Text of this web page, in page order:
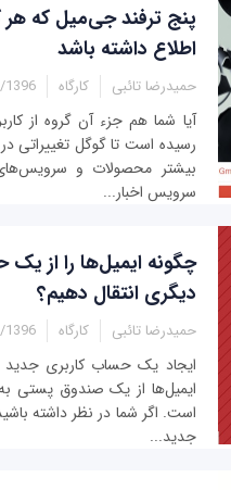
پنج ترفند جی‌میل که هر
اطلاع داشته باشد
حمیدرضا تائبی کارگاه - 19:50
آیا شما هم جزء آن گروه از
رسیده است تا گوگل تغییراتی
بیشتر محصولات و
سرویس اخبار...
چگونه ایمیل‌ها را از
دیگری انتقال دهیم؟
حمیدرضا تائبی کارگاه - 12:05
ایجاد یک حساب کاربری جدید
ایمیل‌ها از یک صندوق پستی
است. اگر شما در نظر داشته
جدید...